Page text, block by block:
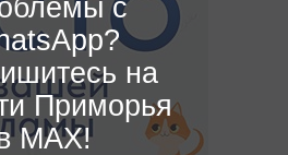
с
на
Приморья
MAX!